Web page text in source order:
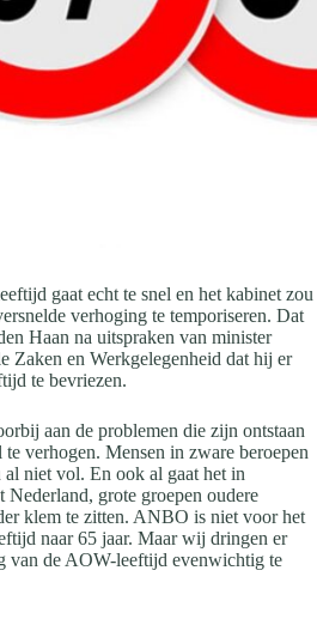
gaat echt te snel en het kabinet zou
verhoging te temporiseren. Dat
Haan na uitspraken van minister
Zaken en Werkgelegenheid dat hij er
te bevriezen.
aan de problemen die zijn ontstaan
verhogen. Mensen in zware beroepen
niet vol. En ook al gaat het in
Nederland, grote groepen oudere
klem te zitten. ANBO is niet voor het
naar 65 jaar. Maar wij dringen er
van de AOW-leeftijd evenwichtig te